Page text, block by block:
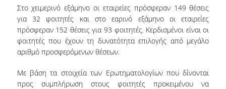
ΓΙΑ ΜΑΘΗΤΕΣ ΛΥΚΕΙΟΥ
ΠΡΟΓΡΑΜΜΑ ΥΠΟΤΡΟΦΙΩΝ
ΚΡΙΤΗΡΙΑ ΚΑΙ ΔΙΑΔΙΚΑΣΙΑ ΕΠΙΛΟΓΗΣ
ΕΡΓΑΣΤΗΡΙΑΚΗ ΥΠΟΔΟΜΗ
Στο χειμερινό εξάμηνο οι εταιρείες πρόσφεραν 149 θέσεις
για 32 φοιτητές και στο εαρινό εξάμηνο οι εταιρείες
πρόσφεραν 152 θέσεις για 93 φοιτητές. Κερδισμένοι είναι οι
φοιτητές που έχουν τη δυνατότητα επιλογής από μεγάλο
αριθμό προσφερόμενων θέσεων.
Με βάση τα στοιχεία των Ερωτηματολογίων που δίνονται
προς συμπλήρωση στους φοιτητές προκειμένου να